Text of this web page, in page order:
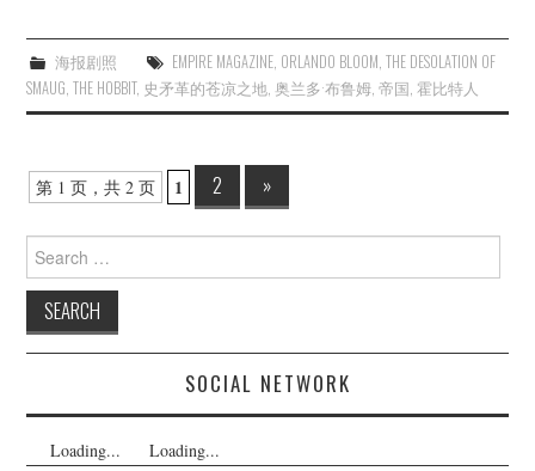
海报剧照 EMPIRE MAGAZINE, ORLANDO BLOOM, THE DESOLATION OF
SMAUG,THE HOBBIT, 史矛革的苍凉之地,奥兰多·布鲁姆,帝国,霍比特人
Post
navigation
第 1 页，共 2 页 1 2 »
Search
for:
SOCIAL NETWORK
Loading... Loading...